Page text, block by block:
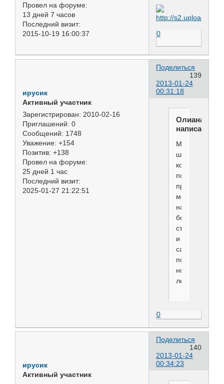
Провел на форуме:
13 дней 7 часов
Последний визит:
2015-10-19 16:00:37
0
Поделиться
139
2013-01-24
00:31:18
ирусик
Активный участник
Зарегистрирован: 2010-02-16
Приглашений: 0
Сообщений: 1748
Уважение: +154
Позитив: +138
Провел на форуме:
25 дней 1 час
Последний визит:
2025-01-27 21:22:51
Олиана
написал(а):
Мягкая
шерсть,
которая
после
прочесываний
меняется
на
более
структурную
и
сама
потом
нормально
лежит
0
Поделиться
140
2013-01-24
00:34:23
ирусик
Активный участник